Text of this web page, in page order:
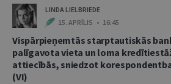
LINDA LIELBRIEDE
15. APRĪLIS • 16:45
Vispārpieņemtās starptautiskās
palīgavota vieta un loma
attiecībās, sniedzot
(VI)